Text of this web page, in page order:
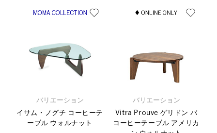
バリエーション
イサム・ノグチ コーヒーテ
ーブル ウォルナット
バリエーション
Vitra Prouve ゲリドン バ
コーヒーテーブル アメリカ